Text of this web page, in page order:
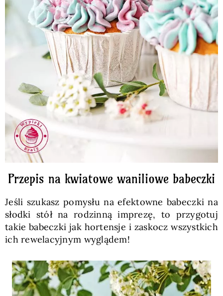
Przepis na kwiatowe waniliowe babeczki
Jeśli szukasz pomysłu na efektowne babeczki na
słodki stół na rodzinną imprezę, to przygotuj
takie babeczki jak hortensje i zaskocz wszystkich
ich rewelacyjnym wyglądem!